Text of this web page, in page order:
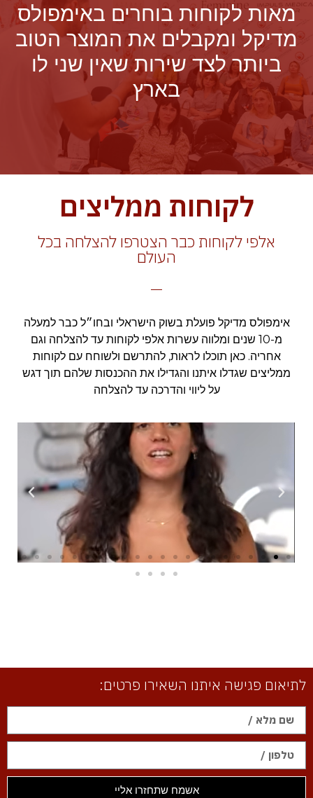
מאות לקוחות בוחרים באימפולס
מדיקל ומקבלים את המוצר הטוב
ביותר לצד שירות שאין שני לו
בארץ
לקוחות ממליצים
אלפי לקוחות כבר הצטרפו להצלחה בכל
העולם
אימפולס מדיקל פועלת בשוק הישראלי ובחו״ל כבר למעלה
מ-10 שנים ומלווה עשרות אלפי לקוחות עד להצלחה וגם
אחריה. כאן תוכלו לראות, להתרשם ולשוחח עם לקוחות
ממליצים שגדלו איתנו והגדילו את ההכנסות שלהם תוך דגש
על ליווי והדרכה עד להצלחה
לתיאום פגישה איתנו השאירו פרטים:
אשמח שתחזרו אליי